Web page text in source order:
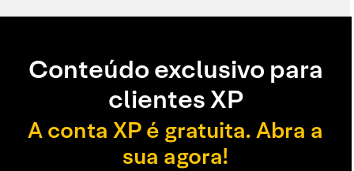
Conteúdo exclusivo para
clientes XP
A conta XP é gratuita. Abra a
sua agora!